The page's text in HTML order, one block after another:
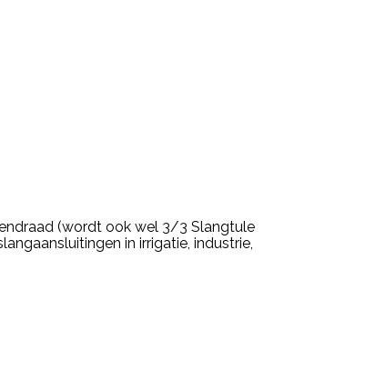
(wordt ook wel 3/3 Slangtule
in irrigatie, industrie,